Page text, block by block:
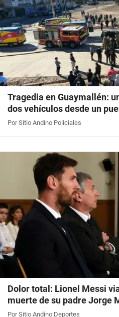
Tragedia en Guaymallén:
dos vehículos desde un
Por Sitio Andino Policiales
Dolor total: Lionel Messi
muerte de su padre Jorge
Por Sitio Andino Deportes